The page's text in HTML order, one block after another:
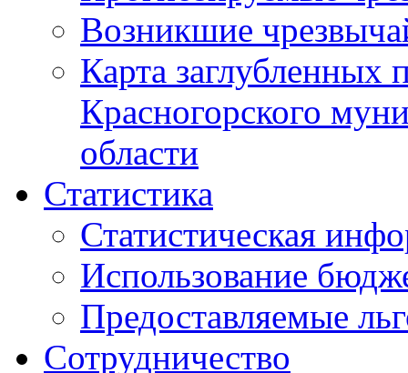
Возникшие
Карта
Красногорского
области
Статистика
Статистическая
Использование
Предоставляемые
Сотрудничество